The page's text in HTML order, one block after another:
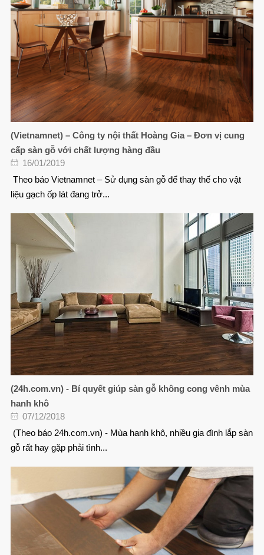
(Vietnamnet) – Công ty nội thất Hoàng Gia – Đơn vị cung
cấp sàn gỗ với chất lượng hàng đầu
16/01/2019
Theo báo Vietnamnet – Sử dụng sàn gỗ để thay thế cho vật
liệu gạch ốp lát đang trở...
(24h.com.vn) - Bí quyết giúp sàn gỗ không cong vênh mùa
hanh khô
07/12/2018
(Theo báo 24h.com.vn) - Mùa hanh khô, nhiều gia đình lắp sàn
gỗ rất hay gặp phải tình...